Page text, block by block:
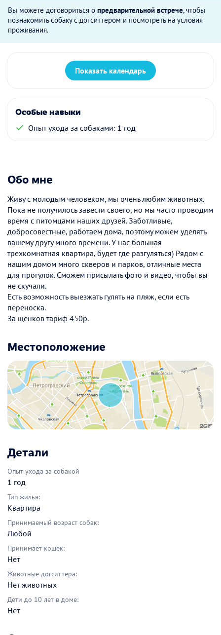
Вы можете договориться о предварительной встрече, чтобы
познакомить собаку с догситтером и посмотреть на условия
проживания.
Показать календарь
Особые навыки
Опыт ухода за собаками: 1 год
Обо мне
Живу с молодым человеком, мы очень любим животных.
Пока не получилось завести своего, но мы часто проводим
время с питомцами наших друзей. Заботливые,
добросовестные, работаем дома, поэтому можем уделять
вашему другу много времени. У нас большая
трехкомнатная квартира, будет где разгуляться) Рядом с
нашим домом много скверов и парков, отличные места
для прогулок. Сможем присылать фото и видео, чтобы вы
не скучали.
Есть возможность выезжать гулять на пляж, если есть
переноска.
За щенков тариф 450р.
Местоположение
Детали
Опыт ухода за собакой
1 год
Тип жилья:
Квартира
Принимаемый возраст собак:
Любой
Принимает кошек:
Нет
Животные догситтера:
Нет животных
Дети до 10 лет в доме:
Нет